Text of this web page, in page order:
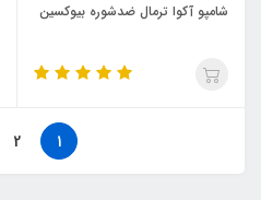
شامپو آکوا ترمال ضدشوره بیوکسین
1
2